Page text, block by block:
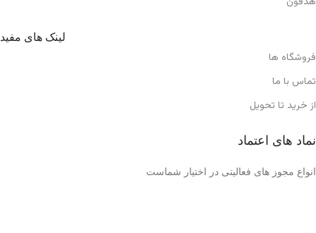
لینک های مفید
فروشگاه ها
تماس با ما
از خرید تا تحویل
نماد های اعتماد
انواع مجوز های فعالیتی در اختیار شماست